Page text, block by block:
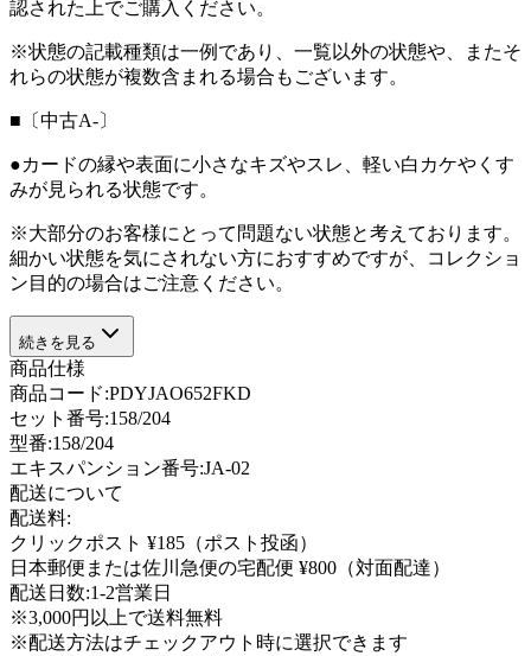
認された上でご購入ください。
※状態の記載種類は一例であり、一覧以外の状態や、またそ
れらの状態が複数含まれる場合もございます。
■〔中古A-〕
●カードの縁や表面に小さなキズやスレ、軽い白カケやくす
みが見られる状態です。
※大部分のお客様にとって問題ない状態と考えております。
細かい状態を気にされない方におすすめですが、コレクショ
ン目的の場合はご注意ください。
続きを見る
商品仕様
商品コード:PDYJAO652FKD
セット番号:158/204
型番:158/204
エキスパンション番号:JA-02
配送について
配送料:
クリックポスト ¥185（ポスト投函）
日本郵便または佐川急便の宅配便 ¥800（対面配達）
配送日数:1-2営業日
※3,000円以上で送料無料
※配送方法はチェックアウト時に選択できます